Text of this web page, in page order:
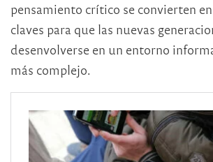
pensamiento crítico se convierten
claves para que las nuevas
desenvolverse en un entorno
más complejo.